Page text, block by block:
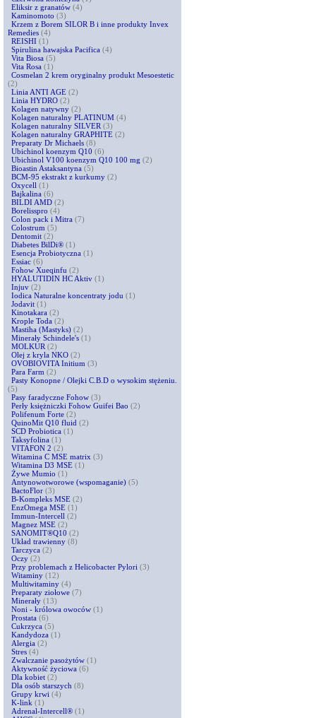
Eliksir z granatów (4)
Kaminomoto (3)
Krzem z Borem SILOR B i inne produkty Invex
Remedies (4)
REISHI (1)
Spirulina hawajska Pacifica (4)
Vita Biosa (5)
Vita Rosa (1)
Cosmelan 2 krem oryginalny produkt Mesoestetic
(2)
Linia ANTI AGE (2)
Linia HYDRO (2)
Kolagen natywny (2)
Kolagen naturalny PLATINUM (4)
Kolagen naturalny SILVER (3)
Kolagen naturalny GRAPHITE (2)
Preparaty Dr Michaels (8)
Ubichinol koenzym Q10 (6)
Ubichinol V100 koenzym Q10 100 mg (2)
Bioastin Astaksantyna (5)
BCM-95 ekstrakt z kurkumy (2)
Oxycell (1)
Bajkalina (6)
BILDI AMD (2)
Borelisspro (4)
Colon pack i Mitra (7)
Colostrum (5)
Dentomit (2)
Diabetes BilDi® (1)
Esencja Probiotyczna (1)
Essiac (6)
Fohow Xueqinfu (2)
HYALUTIDIN HC Aktiv (1)
Injuv (2)
Iodica Naturalne koncentraty jodu (1)
Jodavit (1)
Kinotakara (2)
Krople Toda (2)
Mastiha (Mastyks) (2)
Minerały Schindele's (1)
MOLKUR (2)
Olej z kryla NKO (2)
OVOBIOVITA Initium (3)
Para Farm (2)
Pasty Konopne / Olejki C.B.D o wysokim stężeniu.
(5)
Pasy faradyczne Fohow (3)
Perły księżniczki Fohow Guifei Bao (2)
Polifenum Forte (2)
QuinoMit Q10 fluid (2)
SCD Probiotica (1)
Taksyfolina (1)
VITAFON 2 (2)
Witamina C MSE matrix (3)
Witamina D3 MSE (1)
Żywe Mumio (1)
Antynowotworowe (wspomaganie) (5)
BactoFlor (3)
B-Kompleks MSE (2)
EnzOmega MSE (1)
Immun-Intercell (2)
Magnez MSE (2)
SANOMIT®Q10 (2)
Układ trawienny (8)
Tarczyca (2)
Oczy (2)
Przy problemach z Helicobacter Pylori (3)
Witaminy (12)
Multiwitaminy (4)
Preparaty ziołowe (7)
Minerały (13)
Noni - królowa owoców (1)
Prostata (6)
Cukrzyca (5)
Kandydoza (1)
Alergia (2)
Stres (4)
Zwalczanie pasożytów (1)
Aktywność życiowa (6)
Dla kobiet (2)
Dla osób starszych (8)
Grupy krwi (4)
K-link (1)
Adrenal-Intercell® (1)